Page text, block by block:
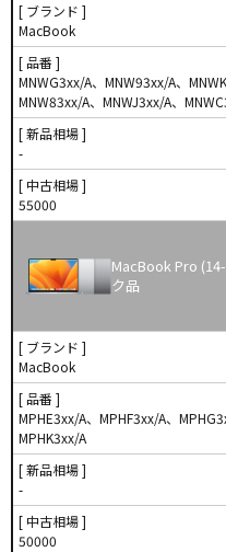
[ ブランド ]
MacBook
[ 品番 ]
MNWG3xx/A、MNW93xx/A、
MNW83xx/A、MNWJ3xx/A、
[ 新品相場 ]
-
[ 中古相場 ]
55000
MacBook Pro
ク品
[ ブランド ]
MacBook
[ 品番 ]
MPHE3xx/A、MPHF3xx/A、
MPHK3xx/A
[ 新品相場 ]
-
[ 中古相場 ]
50000